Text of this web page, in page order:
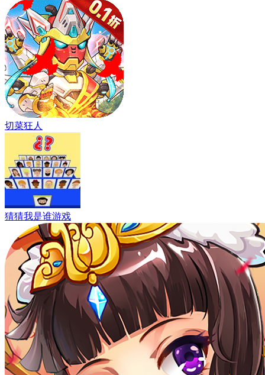
切菜狂人
猜猜我是谁游戏